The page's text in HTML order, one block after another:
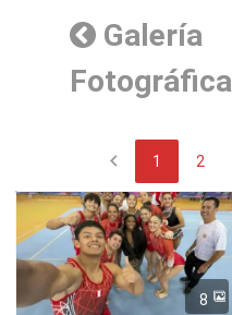
Galería
Fotográfica
chevron_left 1 2
8